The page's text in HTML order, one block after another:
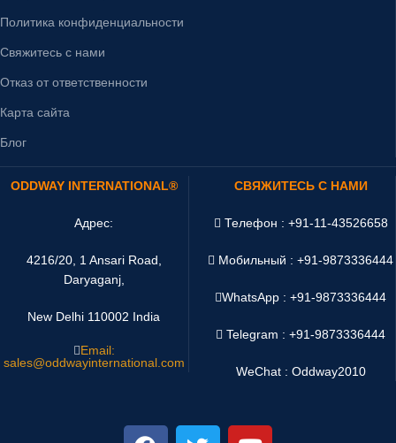
Политика конфиденциальности
Свяжитесь с нами
Отказ от ответственности
Карта сайта
Блог
ODDWAY INTERNATIONAL®
Адрес:
4216/20, 1 Ansari Road,
Daryaganj,
New Delhi 110002 India
Email:
sales@oddwayinternational.com
СВЯЖИТЕСЬ С НАМИ
Телефон : +91-11-43526658
Мобильный : +91-9873336444
WhatsApp :+91-9873336444
Telegram : +91-9873336444
WeChat : Oddway2010